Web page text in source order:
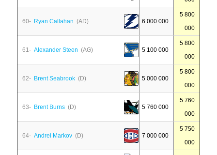
60- Ryan Callahan (AD) 6 000 000
5 800
000
61- Alexander Steen (AG) 5 100 000
5 800
000
62- Brent Seabrook (D) 5 000 000
5 800
000
63- Brent Burns (D) 5 760 000
5 760
000
64- Andrei Markov (D) 7 000 000
5 750
000